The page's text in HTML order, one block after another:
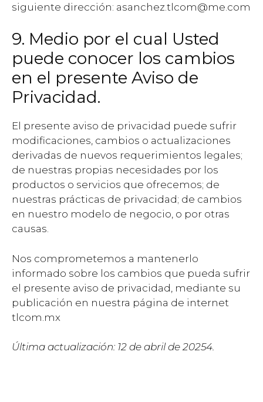
siguiente dirección: asanchez.tlcom@me.com
9. Medio por el cual Usted
puede conocer los cambios
en el presente Aviso de
Privacidad.
El presente aviso de privacidad puede sufrir
modificaciones, cambios o actualizaciones
derivadas de nuevos requerimientos legales;
de nuestras propias necesidades por los
productos o servicios que ofrecemos; de
nuestras prácticas de privacidad; de cambios
en nuestro modelo de negocio, o por otras
causas.
Nos comprometemos a mantenerlo
informado sobre los cambios que pueda sufrir
el presente aviso de privacidad, mediante su
publicación en nuestra página de internet
tlcom.mx
Última actualización: 12 de abril de 20254.